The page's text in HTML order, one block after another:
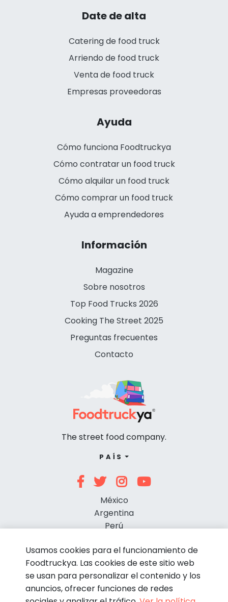
Date de alta
Catering de food truck
Arriendo de food truck
Venta de food truck
Empresas proveedoras
Ayuda
Cómo funciona Foodtruckya
Cómo contratar un food truck
Cómo alquilar un food truck
Cómo comprar un food truck
Ayuda a emprendedores
Información
Magazine
Sobre nosotros
Top Food Trucks 2026
Cooking The Street 2025
Preguntas frecuentes
Contacto
The street food company.
PAÍS
México
Argentina
Perú
Usamos cookies para el funcionamiento de
Foodtruckya. Las cookies de este sitio web
se usan para personalizar el contenido y los
anuncios, ofrecer funciones de redes